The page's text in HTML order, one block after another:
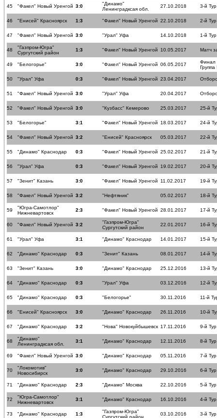
45 "Факел" Новый Уренгой 3:0
"Динамо"
Ленинградксая обл.
27.10.2018 3-й Тур
46 "Енисей" Красноярск 1:3 "Факел" Новый Уренгой 22.10.2018 2-й Тур
47 "Факел" Новый Уренгой 3:0 "Урал" Уфа 14.10.2018 1-й Тур
48
"Газпром-Югра"
Сургутский район
1:3 "Факел" Новый Уренгой 10.05.2017 Матч
49 "Белогорье" 3:0 "Факел" Новый Уренгой 06.05.2017
Финал
Группа
50 "Урал" Уфа 0:3 "Факел" Новый Уренгой 23.04.2017
51 "Факел" Новый Уренгой 3:0 "Урал" Уфа 20.04.2017
52 "Факел" Новый Уренгой 3:0 "Кузбасс" Кемерово 25.03.2017 25-й
53 "Белогорье" 3:1 "Факел" Новый Уренгой 18.03.2017 24-й
54 "Факел" Новый Уренгой 3:2 "Енисей" Красноярск 05.03.2017 22-й
55 "Динамо" Краснодар 0:3 "Факел" Новый Уренгой 25.02.2017 21-й
56 "Урал" Уфа 0:3 "Факел" Новый Уренгой 19.02.2017 20-й
57 "Зенит" Казань 3:0 "Факел" Новый Уренгой 11.02.2017 19-й
58 "Факел" Новый Уренгой 3:2 "Нефтяник" 05.02.2017 18-й
59
"Югра-Самотлор"
Нижневартовск
2:3 "Факел" Новый Уренгой 28.01.2017 17-й
60 "Факел" Новый Уренгой 3:2
"Газпром-Югра"
Сургутский район
22.01.2017 16-й
61 "Урал" Уфа 3:1 "Динамо" Краснодар 14.01.2017 15-й
62 "Динамо" Краснодар 0:3 "Зенит" Казань 08.01.2017 14-й
63 "Зенит" Казань 3:0 "Динамо" Краснодар 25.12.2016 13-й
64 "Динамо" Краснодар 0:3 "Урал" Уфа 03.12.2016 12-й
65 "Динамо" Краснодар 0:3 "Белогорье" 30.11.2016 11-й
66 "Енисей" Красноярск 3:0 "Динамо" Краснодар 26.11.2016 10-й
67 "Динамо" Краснодар 3:2 "Нова" Новокуйбышевск 17.11.2016 9-й Тур
68
"Динамо"
Ленинградксая обл.
3:1 "Динамо" Краснодар 12.11.2016 8-й Тур
69 "Факел" Новый Уренгой 3:0 "Динамо" Краснодар 05.11.2016 7-й Тур
70
"Локомотив"
Новосибирск
3:0 "Динамо" Краснодар 29.10.2016 6-й Тур
71 "Динамо" Краснодар 2:3 "Динамо" Москва 22.10.2016 5-й Тур
72
"Югра-Самотлор"
Нижневартовск
3:1 "Динамо" Краснодар 16.10.2016 4-й Тур
73 "Динамо" Краснодар 1:3
"Газпром-Югра"
Сургутский район
03.10.2016 3-й Тур